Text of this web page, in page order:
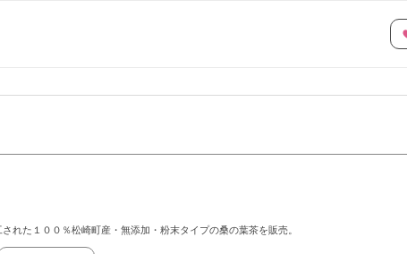
れた１００％松崎町産・無添加・粉末タイプの桑の葉茶を販売。